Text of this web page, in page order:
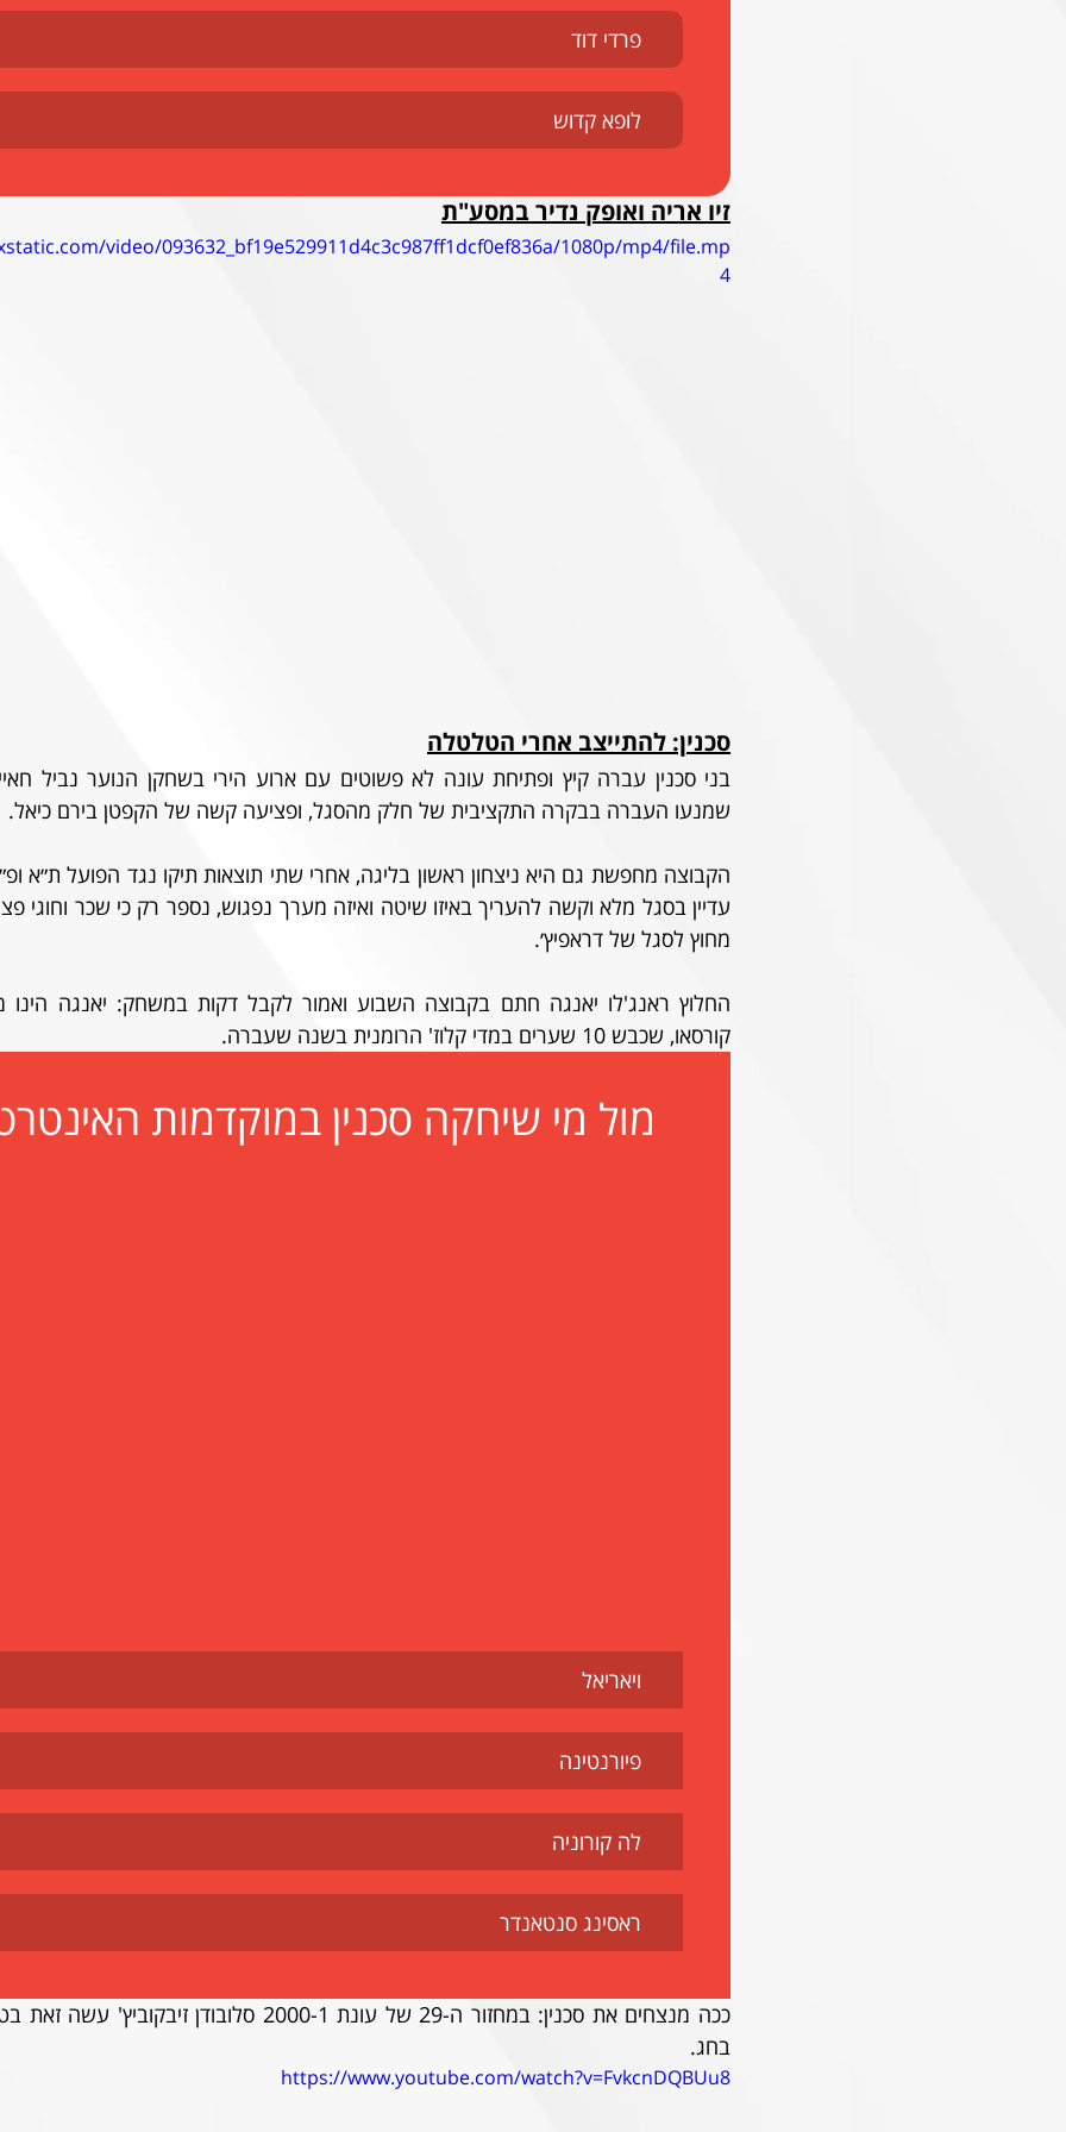
פרדי דוד
לופא קדוש
זיו אריה ואופק נדיר במסע"ת
video/093632_bf19e529911d4c3c987ff1dcf0ef836a/1080p/mp4/file.mp
4
סכנין: להתייצב אחרי הטלטלה
שמנעו העברה בבקרה התקציבית של חלק מהסגל, ופציעה קשה של הקפטן בירם כיאל.
מחוץ לסגל של דראפיץ׳.
קורסאו, שכבש 10 שערים במדי קלוז' הרומנית בשנה שעברה.
מול מי שיחקה סכנין במוקדמות
ויאריאל
פיורנטינה
לה קורוניה
ראסינג סנטאנדר
בחג.
https://www.youtube.com/watch?v=FvkcnDQBUu8